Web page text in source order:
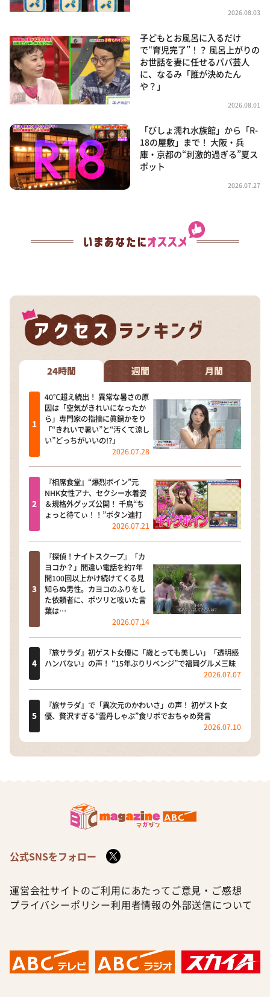
2026.08.03
子どもとお風呂に入るだけ
で“育児完了”！？ 風呂上がりの
お世話を妻に任せるパパ芸人
に、なるみ「誰が決めたん
や？」
2026.08.01
「びしょ濡れ水族館」から「R-
18の屋敷」まで！ 大阪・兵
庫・京都の“刺激的過ぎる”夏ス
ポット
2026.07.27
24時間 週間 月間
40℃超え続出！ 異常な暑さの原
因は「空気がきれいになったか
ら」専門家の指摘に眞鍋かをり
「“きれいで暑い”と“汚くて涼し
い”どっちがいいの!?」
2026.07.28
『相席食堂』“爆烈ボイン”元
NHK女性アナ、セクシー水着姿
＆規格外グッズ公開！ 千鳥“ち
ょっと待てぃ！！”ボタン連打
2026.07.21
『探偵！ナイトスクープ』「カ
ヨコか？」間違い電話を約7年
間100回以上かけ続けてくる見
知らぬ男性。カヨコのふりをし
た依頼者に、ポツリと呟いた言
葉は…
2026.07.14
『旅サラダ』初ゲスト女優に「歳とっても美しい」「透明感
ハンパない」の声！ “15年ぶりリベンジ”で福岡グルメ三昧
2026.07.07
『旅サラダ』で「異次元のかわいさ」の声！ 初ゲスト女
優、贅沢すぎる“雲丹しゃぶ”食リポでおちゃめ発言
2026.07.10
公式SNSをフォロー
運営会社サイトのご利用にあたって ご意見・ご感想
プライバシーポリシー利用者情報の外部送信について